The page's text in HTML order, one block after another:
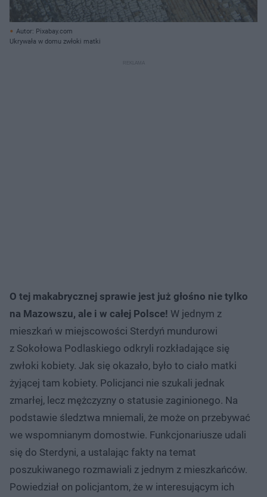
Autor: Pixabay.com
Ukrywała w domu zwłoki matki
O tej makabrycznej sprawie jest już głośno nie tylko
na Mazowszu, ale i w całej Polsce! W jednym z
mieszkań w miejscowości Sterdyń mundurowi
z Sokołowa Podlaskiego odkryli rozkładające się
zwłoki kobiety. Jak się okazało, było to ciało matki
żyjącej tam kobiety. Policjanci nie szukali jednak
zmarłej, lecz mężczyzny o statusie zaginionego. Na
podstawie śledztwa mniemali, że może on przebywać
we wspomnianym domostwie. Funkcjonariusze udali
się do Sterdyni, a ustalając fakty na temat
poszukiwanego rozmawiali z jednym z mieszkańców.
Powiedział on policjantom, że w interesującym ich